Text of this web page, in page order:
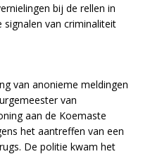
bij de rellen in
van criminaliteit
van anonieme meldingen
van
aan de Koemaste
het aantreffen van een
De politie kwam het